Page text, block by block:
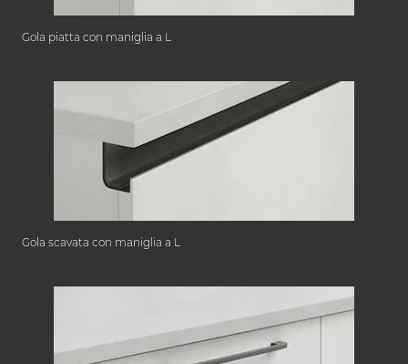
Gola piatta con maniglia a L
Gola scavata con maniglia a L